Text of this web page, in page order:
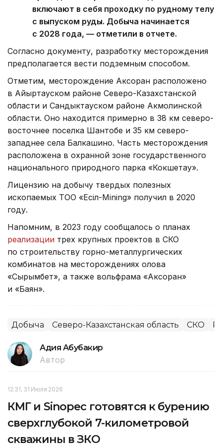
включают в себя проходку по рудному телу
с выпуском руды. Добыча начинается
с 2028 года, — отметили в отчете.
Согласно документу, разработку месторождения
предполагается вести подземным способом.
Отметим, месторождение Аксоран расположено
в Айыртауском районе Северо-Казахстанской
области и Сандыктауском районе Акмолинской
области. Оно находится примерно в 38 км северо-
восточнее поселка Шантобе и 35 км северо-
западнее села Балкашино. Часть месторождения
расположена в охранной зоне государственного
национального природного парка «Кокшетау».
Лицензию на добычу твердых полезных
ископаемых ТОО «Есіл-Mining» получил в 2020
году.
Напомним, в 2023 году сообщалось о планах
реализации трех крупных проектов в СКО
по строительству горно-металлургических
комбинатов на месторождениях олова
«Сырымбет», а также вольфрама «Аксоран»
и «Баян».
Добыча Северо-Казахстанская область СКО
Адия Абубакир
Автор
12:31, 31 Июля 2026
КМГ и Sinopec готовятся к бурению
сверхглубокой 7-километровой
скважины в ЗКО